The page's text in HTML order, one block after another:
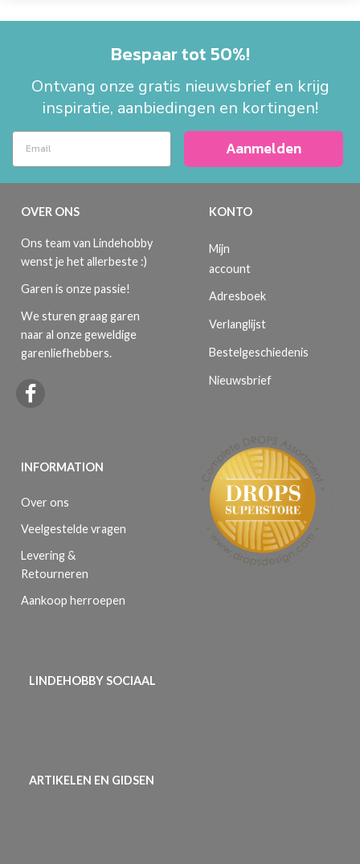
Bespaar tot 50%!
Ontvang onze gratis nieuwsbrief en krijg
inspiratie, aanbiedingen en kortingen!
Aanmelden
OVER ONS
Ons team van Lindehobby
wenst je het allerbeste :)
Garen is onze passie!
We sturen graag garen
naar al onze geweldige
garenliefhebbers.
INFORMATION
Over ons
Veelgestelde vragen
Levering &
Retourneren
Aankoop herroepen
KONTO
Mijn
account
Adresboek
Verlanglijst
Bestelgeschiedenis
Nieuwsbrief
LINDEHOBBY SOCIAAL
ARTIKELEN EN GIDSEN